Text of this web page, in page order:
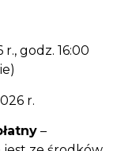
godz. 16:00
r.
–